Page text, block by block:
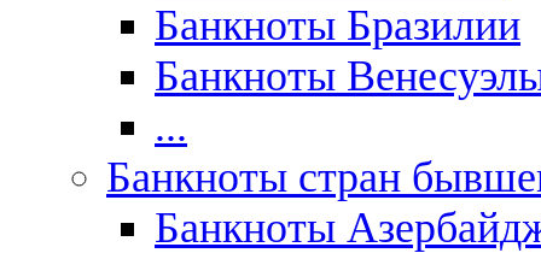
Банкноты Бразилии
Банкноты
...
Банкноты стран
Банкноты